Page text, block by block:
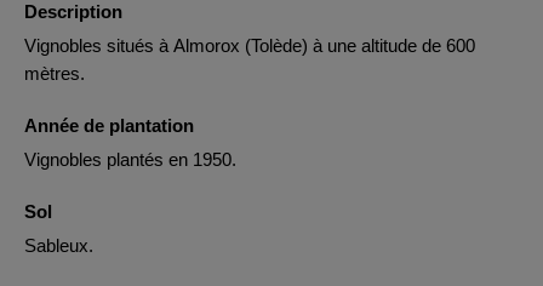
Description
Vignobles situés à Almorox (Tolède) à une altitude de 600
mètres.
Année de plantation
Vignobles plantés en 1950.
Sol
Sableux.